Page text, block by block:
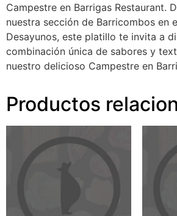
Campestre en Barrigas Restaurant.
nuestra sección de Barricombos en
Desayunos, este platillo te invita a
combinación única de sabores y
nuestro delicioso Campestre en
Productos